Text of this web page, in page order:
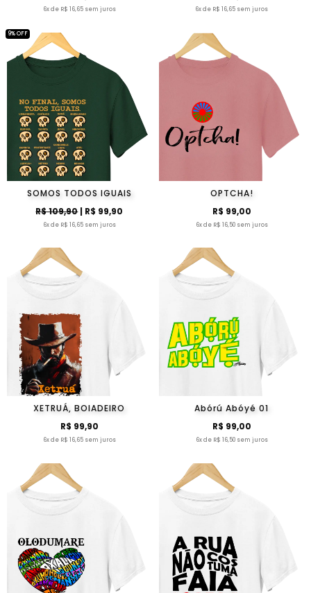
6x de R$ 16,65 sem juros 6x de R$ 16,65 sem juros
SOMOS TODOS IGUAIS
R$ 109,90| R$ 99,90
6x de R$ 16,65 sem juros
9% OFF
OPTCHA!
R$ 99,00
6x de R$ 16,50 sem juros
XETRUÁ, BOIADEIRO
R$ 99,90
6x de R$ 16,65 sem juros
Abórú Abóyé 01
R$ 99,00
6x de R$ 16,50 sem juros